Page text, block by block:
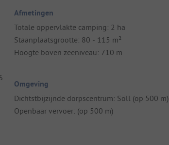
Afmetingen
Totale oppervlakte camping: 2 ha
Staanplaatsgrootte: 80 - 115 m²
Hoogte boven zeeniveau: 710 m
Omgeving
Dichtstbijzijnde dorpscentrum: Söll (op 500 m)
Openbaar vervoer: (op 500 m)